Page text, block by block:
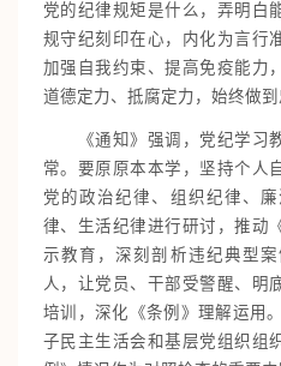
党的纪律规矩是什么，弄明白
规守纪刻印在心，内化为言行
加强自我约束、提高免疫能力
道德定力、抵腐定力，始终做到
《通知》强调，党纪学习教
常。要原原本本学，坚持个人
党的政治纪律、组织纪律、
律、生活纪律进行研讨，推动
示教育，深刻剖析违纪典型
人，让党员、干部受警醒、明
培训，深化《条例》理解运用
子民主生活会和基层党组织组